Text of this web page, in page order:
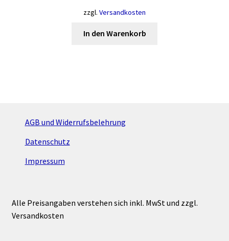
zzgl. Versandkosten
In den Warenkorb
AGB und Widerrufsbelehrung
Datenschutz
Impressum
Alle Preisangaben verstehen sich inkl. MwSt und zzgl.
Versandkosten